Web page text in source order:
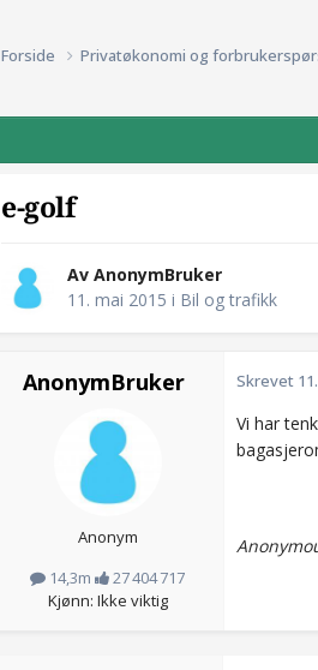
Forside Privatøkonomi og
e-golf
Av AnonymBruker
11. mai 2015 i Bil og trafikk
AnonymBruker
Anonym
14,3m
27 404 717
Kjønn: Ikke viktig
Skrevet
Vi har